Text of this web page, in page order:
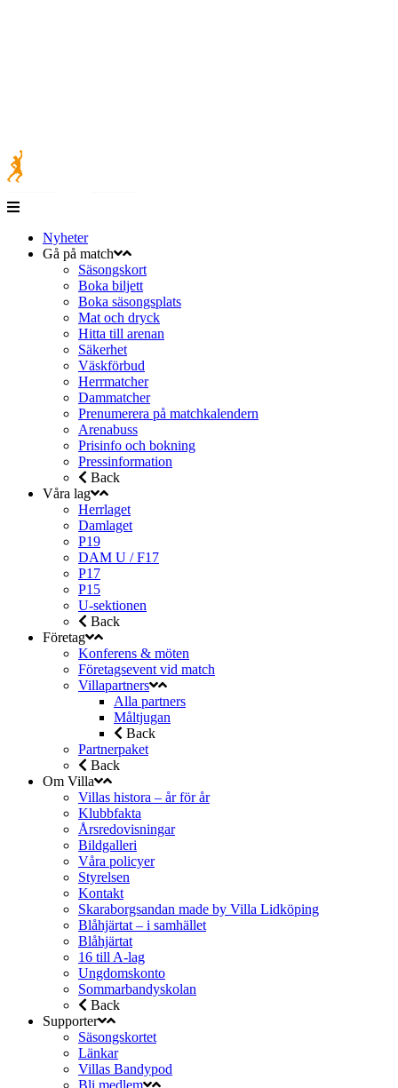
Nyheter
Gå på match
Säsongskort
Boka biljett
Boka säsongsplats
Mat och dryck
Hitta till arenan
Säkerhet
Väskförbud
Herrmatcher
Dammatcher
Prenumerera på matchkalendern
Arenabuss
Prisinfo och bokning
Pressinformation
Back
Våra lag
Herrlaget
Damlaget
P19
DAM U / F17
P17
P15
U-sektionen
Back
Företag
Konferens & möten
Företagsevent vid match
Villapartners
Alla partners
Måltjugan
Back
Partnerpaket
Back
Om Villa
Villas histora – år för år
Klubbfakta
Årsredovisningar
Bildgalleri
Våra policyer
Styrelsen
Kontakt
Skaraborgsandan made by Villa Lidköping
Blåhjärtat – i samhället
Blåhjärtat
16 till A-lag
Ungdomskonto
Sommarbandyskolan
Back
Supporter
Säsongskortet
Länkar
Villas Bandypod